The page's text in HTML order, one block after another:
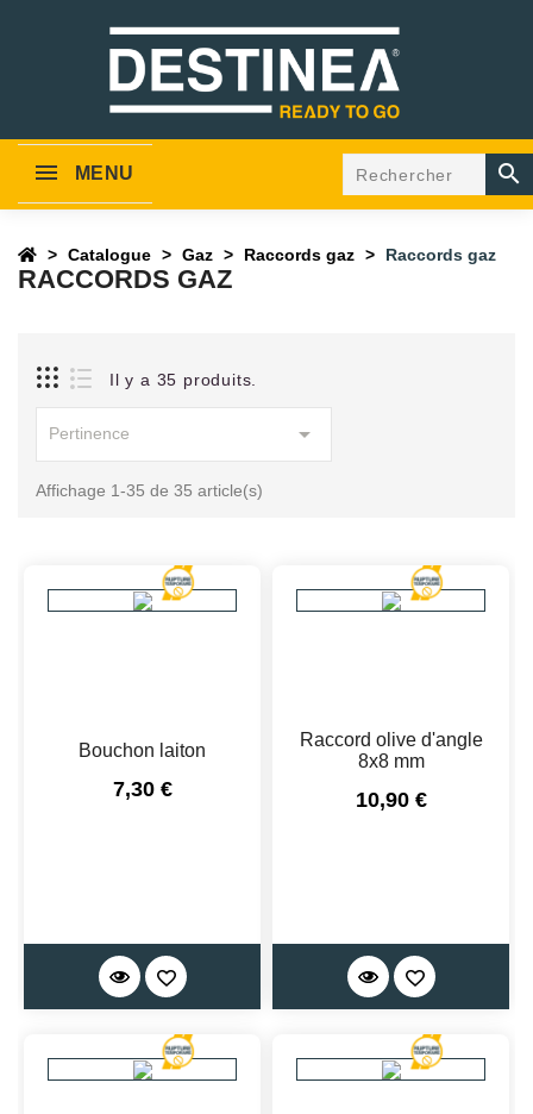
MENU 
Catalogue Gaz Raccords gaz Raccords gaz
RACCORDS GAZ
Il y a 35 produits.
Pertinence 
Affichage 1-35 de 35 article(s)
Bouchon laiton
Prix
7,30 €
Raccord olive d'angle
8x8 mm
Prix
10,90 €